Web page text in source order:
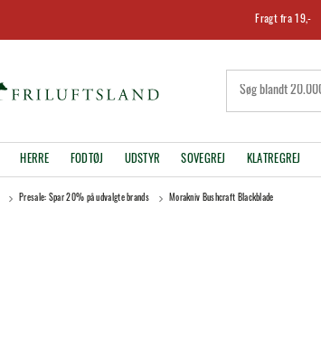
Fragt fra 19,-
HERRE FODTØJ UDSTYR SOVEGREJ KLATREGREJ
Presale: Spar 20% på udvalgte brands Morakniv Bushcraft Blackblade